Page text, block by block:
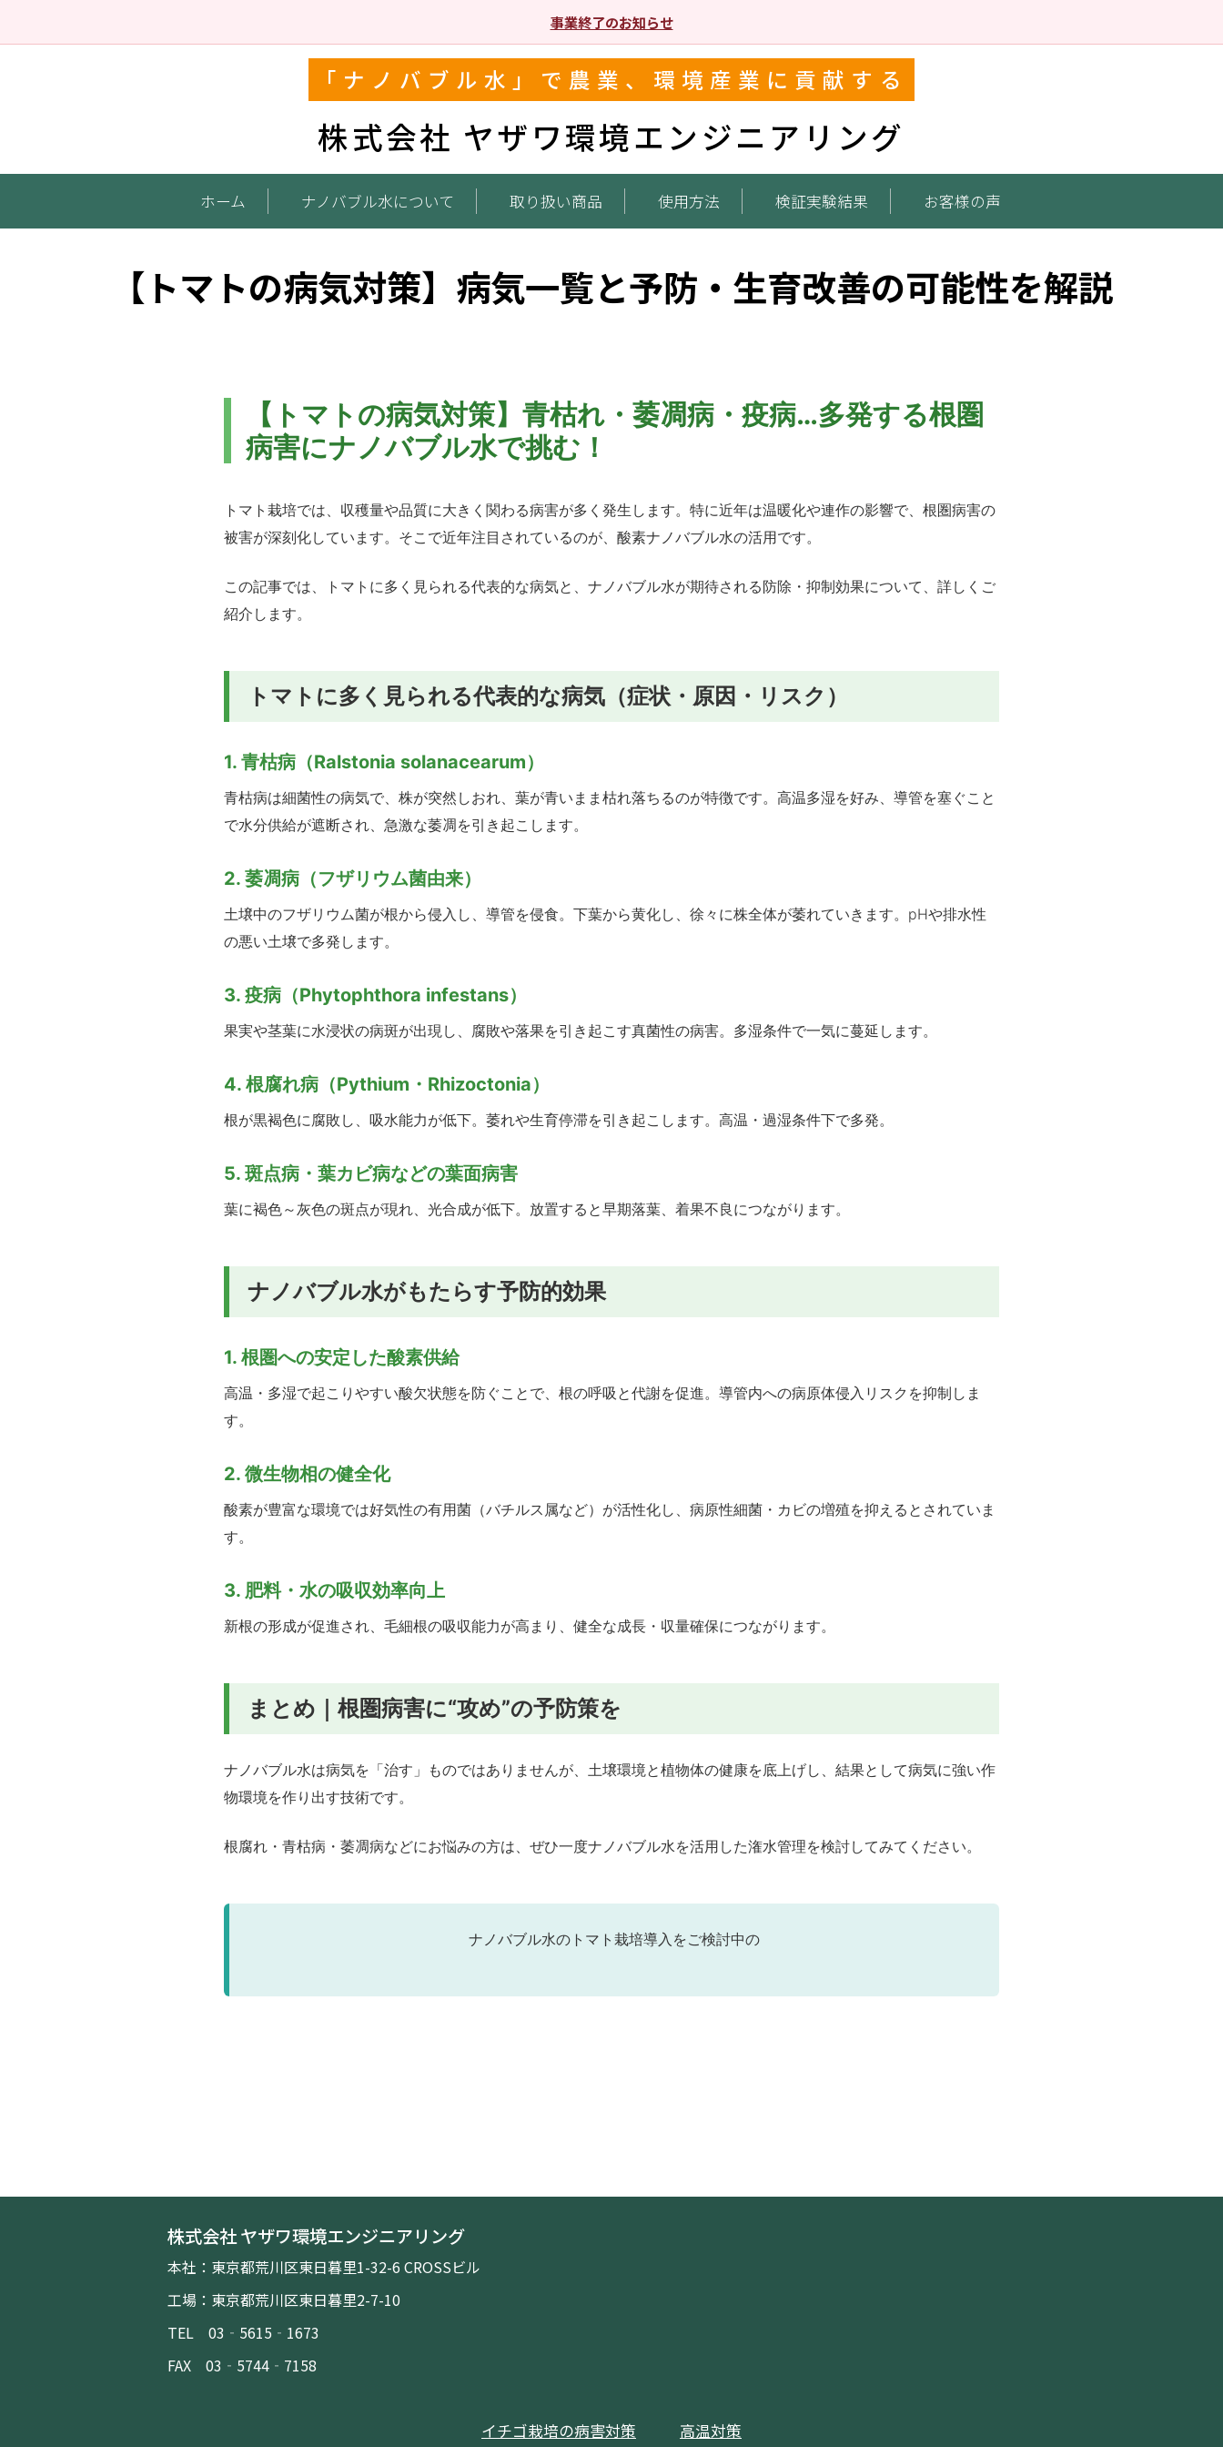
事業終了のお知らせ
「ナノバブル水」で農業、環境産業に貢献する
株式会社 ヤザワ環境エンジニアリング
ホーム ナノバブル水について 取り扱い商品 使用方法 検証実験結果 お客様の声
【トマトの病気対策】病気一覧と予防・生育改善の可能性を解説
【トマトの病気対策】青枯れ・萎凋病・疫病…多発する根圏
病害にナノバブル水で挑む！
トマト栽培では、収穫量や品質に大きく関わる病害が多く発生します。特に近年は温暖化や連作の影響で、根圏病害の
被害が深刻化しています。そこで近年注目されているのが、酸素ナノバブル水の活用です。
この記事では、トマトに多く見られる代表的な病気と、ナノバブル水が期待される防除・抑制効果について、詳しくご
紹介します。
トマトに多く見られる代表的な病気（症状・原因・リスク）
1. 青枯病（Ralstonia solanacearum）
青枯病は細菌性の病気で、株が突然しおれ、葉が青いまま枯れ落ちるのが特徴です。高温多湿を好み、導管を塞ぐこと
で水分供給が遮断され、急激な萎凋を引き起こします。
2. 萎凋病（フザリウム菌由来）
土壌中のフザリウム菌が根から侵入し、導管を侵食。下葉から黄化し、徐々に株全体が萎れていきます。pHや排水性
の悪い土壌で多発します。
3. 疫病（Phytophthora infestans）
果実や茎葉に水浸状の病斑が出現し、腐敗や落果を引き起こす真菌性の病害。多湿条件で一気に蔓延します。
4. 根腐れ病（Pythium・Rhizoctonia）
根が黒褐色に腐敗し、吸水能力が低下。萎れや生育停滞を引き起こします。高温・過湿条件下で多発。
5. 斑点病・葉カビ病などの葉面病害
葉に褐色～灰色の斑点が現れ、光合成が低下。放置すると早期落葉、着果不良につながります。
ナノバブル水がもたらす予防的効果
1. 根圏への安定した酸素供給
高温・多湿で起こりやすい酸欠状態を防ぐことで、根の呼吸と代謝を促進。導管内への病原体侵入リスクを抑制しま
す。
2. 微生物相の健全化
酸素が豊富な環境では好気性の有用菌（バチルス属など）が活性化し、病原性細菌・カビの増殖を抑えるとされていま
す。
3. 肥料・水の吸収効率向上
新根の形成が促進され、毛細根の吸収能力が高まり、健全な成長・収量確保につながります。
まとめ｜根圏病害に“攻め”の予防策を
ナノバブル水は病気を「治す」ものではありませんが、土壌環境と植物体の健康を底上げし、結果として病気に強い作
物環境を作り出す技術です。
根腐れ・青枯病・萎凋病などにお悩みの方は、ぜひ一度ナノバブル水を活用した潅水管理を検討してみてください。
ナノバブル水のトマト栽培導入をご検討中の
株式会社 ヤザワ環境エンジニアリング
本社：東京都荒川区東日暮里1-32-6 CROSSビル
工場：東京都荒川区東日暮里2-7-10
TEL 03‐5615‐1673
FAX 03‐5744‐7158
イチゴ栽培の病害対策 高温対策